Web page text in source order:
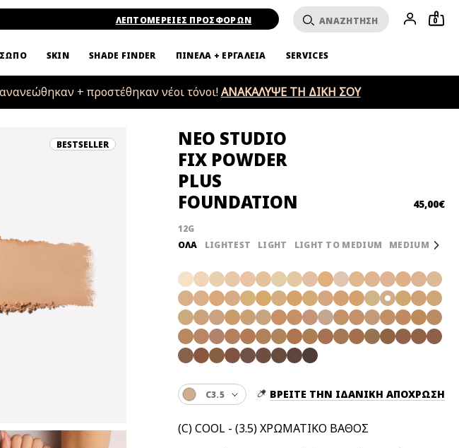
ΛΕΠΤΟΜΕΡΕΙΕΣ ΠΡΟΣΦΟΡΩΝ 0
SKIN SHADE FINDER ΠΙΝΕΛΑ + ΕΡΓΑΛΕΙΑ SERVICES
+ προστέθηκαν νέοι τόνοι!ΑΝΑΚΑΛΥΨΕ ΤΗ ΔΙΚΗ ΣΟΥ
BESTSELLER
ΝΈΟ STUDIO
FIX POWDER
PLUS
FOUNDATION
45,00€
12G
ΌΛΑ LIGHTEST LIGHT LIGHT TO MEDIUM MEDIUM Next
C3.5 ΒΡΕΙΤΕ ΤΗΝ ΙΔΑΝΙΚΗ ΑΠΟΧΡΩΣΗ
(C) COOL - (3.5) ΧΡΩΜΑΤΙΚΟ ΒΑΘΟΣ